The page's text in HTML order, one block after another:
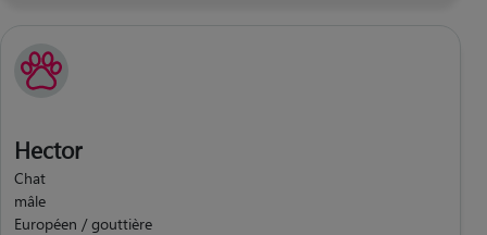
Hector
Chat
mâle
Européen / gouttière